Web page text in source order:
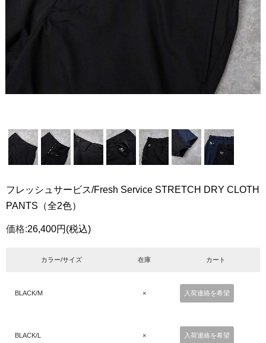
フレッシュサービス/Fresh Service STRETCH DRY CLOTH
PANTS（全2色）
価格:26,400円 (税込)
カラー/サイズ 在庫 カート
BLACK/M × 入荷連絡を希望
BLACK/L × 入荷連絡を希望